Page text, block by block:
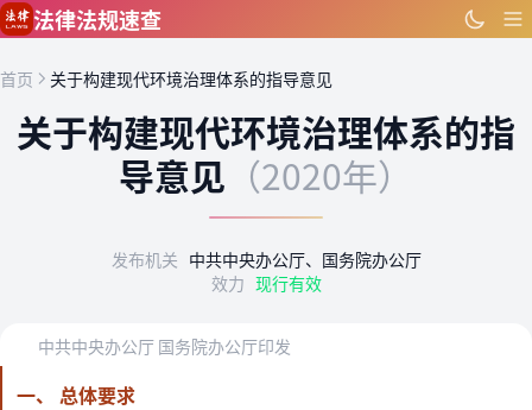
跳到主要内容
法律法规速查
首页 关于构建现代环境治理体系的指导意见
关于构建现代环境治理体系的指
导意见 （2020年）
发布机关 中共中央办公厅、国务院办公厅
效力 现行有效
中共中央办公厅 国务院办公厅印发
一、 总体要求